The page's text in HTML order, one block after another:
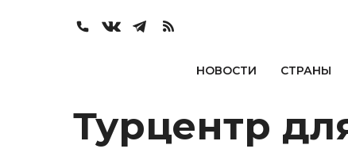
НОВОСТИ СТРАНЫ
Турцентр